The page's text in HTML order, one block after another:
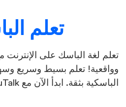
تعلم
تعلم لغة الباسك على
وواقعية! تعلم بسيط وسريع
الباسكية بثقة. ابدأ الآن مع uTalk!